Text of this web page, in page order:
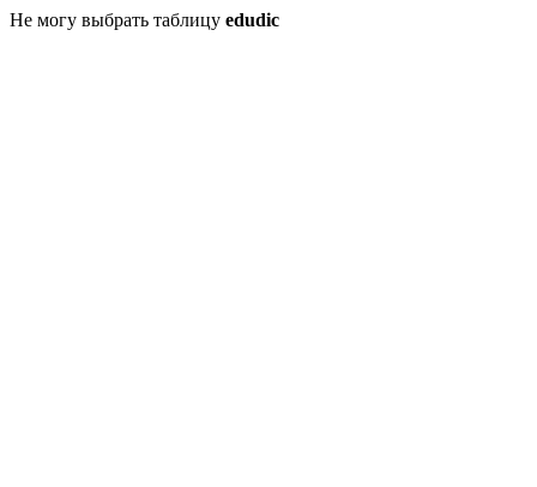
Не могу выбрать таблицу edudic